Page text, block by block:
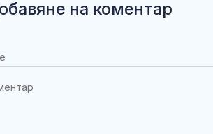
на коментар